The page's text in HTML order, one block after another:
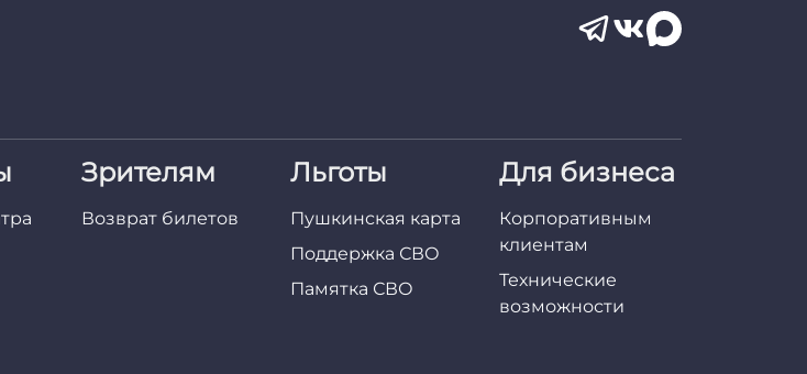
Зрителям
Возврат билетов
Льготы
Пушкинская карта
Поддержка СВО
Памятка СВО
Для бизнеса
Корпоративным
клиентам
Технические
возможности